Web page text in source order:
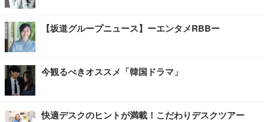
【坂道グループニュース】ーエンタメRBBー
今観るべきオススメ「韓国ドラマ」
快適デスクのヒントが満載！こだわりデスクツアー